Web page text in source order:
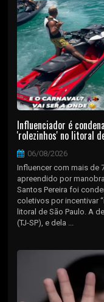
Influenciador é
'rolezinhos' no litoral
06/08/2026
Influencer com mais de
apreendido por
Santos Pereira foi
coletivos por incentivar
litoral de São Paulo. A
(TJ-SP), e dela ...